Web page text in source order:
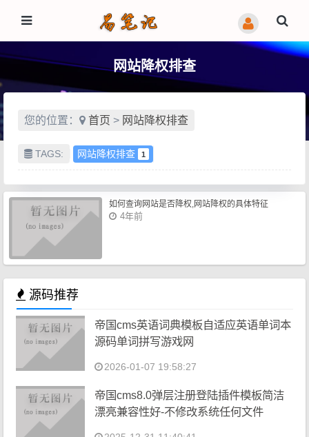
网站降权排查
您的位置： 首页 > 网站降权排查
TAGS: 网站降权排查 1
如何查询网站是否降权,网站降权的具体特征
4年前
源码推荐
帝国cms英语词典模板自适应英语单词本
源码单词拼写游戏网
2026-01-07 19:58:27
帝国cms8.0弹层注册登陆插件模板简洁
漂亮兼容性好-不修改系统任何文件